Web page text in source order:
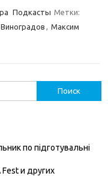
Подкасты Метки:
, Максим
по підготувальні
и других